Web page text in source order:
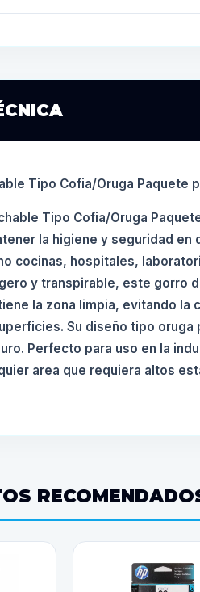
Tipo Cofia/Oruga Paquete
Tipo Cofia/Oruga
la higiene y seguridad
cocinas, hospitales,
y transpirable, este gorro
la zona limpia, evitando la
Su diseño tipo oruga
Perfecto para uso en la
area que requiera altos